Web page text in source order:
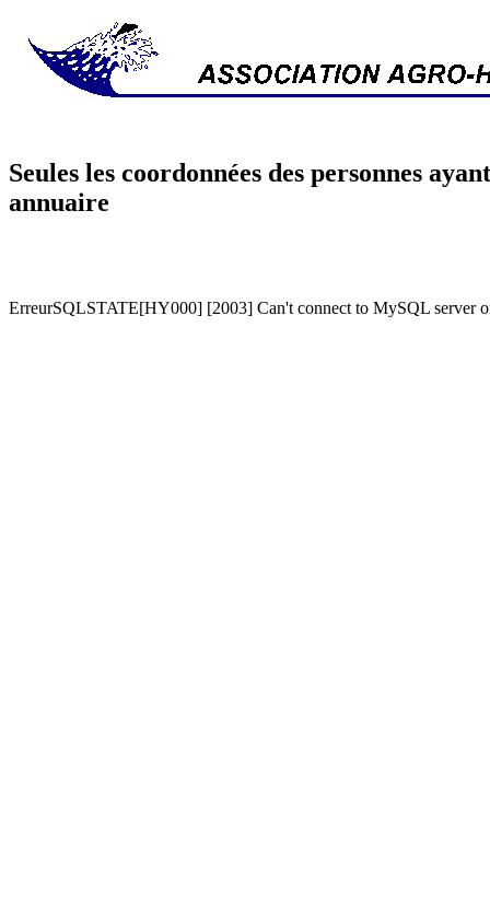
Seules les coordonnées des personnes
annuaire
ErreurSQLSTATE[HY000] [2003] Can't connect to MySQL server